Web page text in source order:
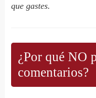
que gastes.
¿Por qué NO
comentarios?